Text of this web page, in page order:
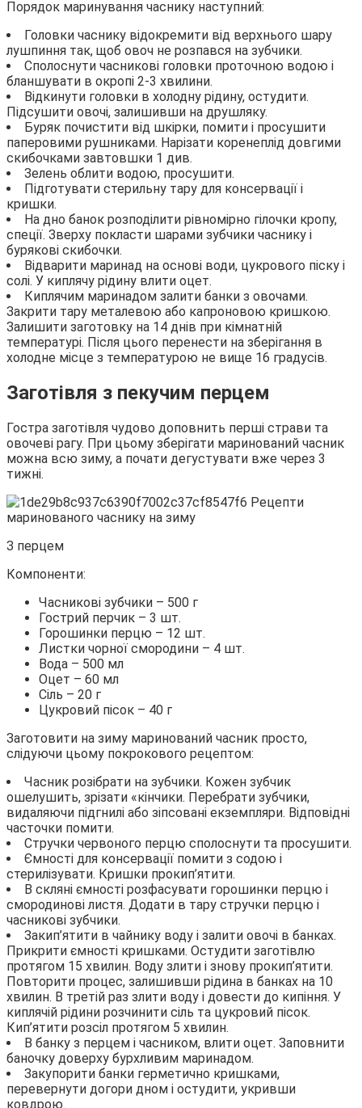
Порядок маринування часнику наступний:
Головки часнику відокремити від верхнього шару
лушпиння так, щоб овоч не розпався на зубчики.
Сполоснути часникові головки проточною водою і
бланшувати в окропі 2-3 хвилини.
Відкинути головки в холодну рідину, остудити.
Підсушити овочі, залишивши на друшляку.
Буряк почистити від шкірки, помити і просушити
паперовими рушниками. Нарізати коренеплід довгими
скибочками завтовшки 1 див.
Зелень облити водою, просушити.
Підготувати стерильну тару для консервації і
кришки.
На дно банок розподілити рівномірно гілочки кропу,
спеції. Зверху покласти шарами зубчики часнику і
бурякові скибочки.
Відварити маринад на основі води, цукрового піску і
солі. У киплячу рідину влити оцет.
Киплячим маринадом залити банки з овочами.
Закрити тару металевою або капроновою кришкою.
Залишити заготовку на 14 днів при кімнатній
температурі. Після цього перенести на зберігання в
холодне місце з температурою не вище 16 градусів.
Заготівля з пекучим перцем
Гостра заготівля чудово доповнить перші страви та
овочеві рагу. При цьому зберігати маринований часник
можна всю зиму, а почати дегустувати вже через 3
тижні.
З перцем
Компоненти:
Часникові зубчики – 500 г
Гострий перчик – 3 шт.
Горошинки перцю – 12 шт.
Листки чорної смородини – 4 шт.
Вода – 500 мл
Оцет – 60 мл
Сіль – 20 г
Цукровий пісок – 40 г
Заготовити на зиму маринований часник просто,
слідуючи цьому покрокового рецептом:
Часник розібрати на зубчики. Кожен зубчик
ошелушить, зрізати «кінчики. Перебрати зубчики,
видаляючи підгнилі або зіпсовані екземпляри. Відповідні
часточки помити.
Стручки червоного перцю сполоснути та просушити.
Ємності для консервації помити з содою і
стерилізувати. Кришки прокип’ятити.
В скляні ємності розфасувати горошинки перцю і
смородинові листя. Додати в тару стручки перцю і
часникові зубчики.
Закип’ятити в чайнику воду і залити овочі в банках.
Прикрити ємності кришками. Остудити заготівлю
протягом 15 хвилин. Воду злити і знову прокип’ятити.
Повторити процес, залишивши рідина в банках на 10
хвилин. В третій раз злити воду і довести до кипіння. У
киплячій рідини розчинити сіль та цукровий пісок.
Кип’ятити розсіл протягом 5 хвилин.
В банку з перцем і часником, влити оцет. Заповнити
баночку доверху бурхливим маринадом.
Закупорити банки герметично кришками,
перевернути догори дном і остудити, укривши
ковдрою.